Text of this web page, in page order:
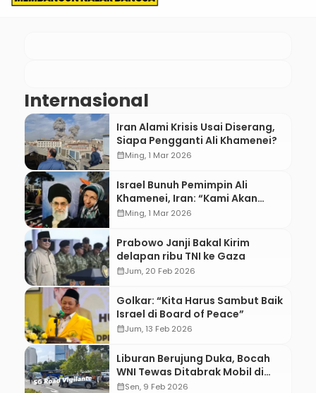
Internasional
Iran Alami Krisis Usai Diserang,
Siapa Pengganti Ali Khamenei?
calendar_monthMing, 1 Mar 2026
Israel Bunuh Pemimpin Ali
Khamenei, Iran: “Kami Akan
Balas!”
calendar_monthMing, 1 Mar 2026
Prabowo Janji Bakal Kirim
delapan ribu TNI ke Gaza
calendar_monthJum, 20 Feb 2026
Golkar: “Kita Harus Sambut Baik
Israel di Board of Peace”
calendar_monthJum, 13 Feb 2026
Liburan Berujung Duka, Bocah
WNI Tewas Ditabrak Mobil di
Singapura
calendar_monthSen, 9 Feb 2026